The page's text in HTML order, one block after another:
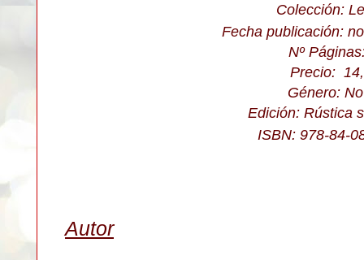
Colección:
Fecha publicación:
Nº
Precio:
Género:
Edición: Rústica
ISBN: 978-84-
Autor